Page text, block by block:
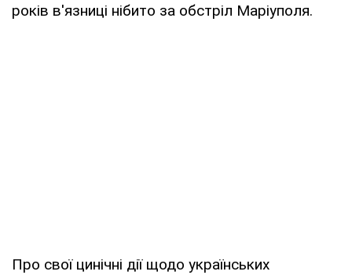
років в'язниці нібито за обстріл Маріуполя.
Про свої цинічні дії щодо українських